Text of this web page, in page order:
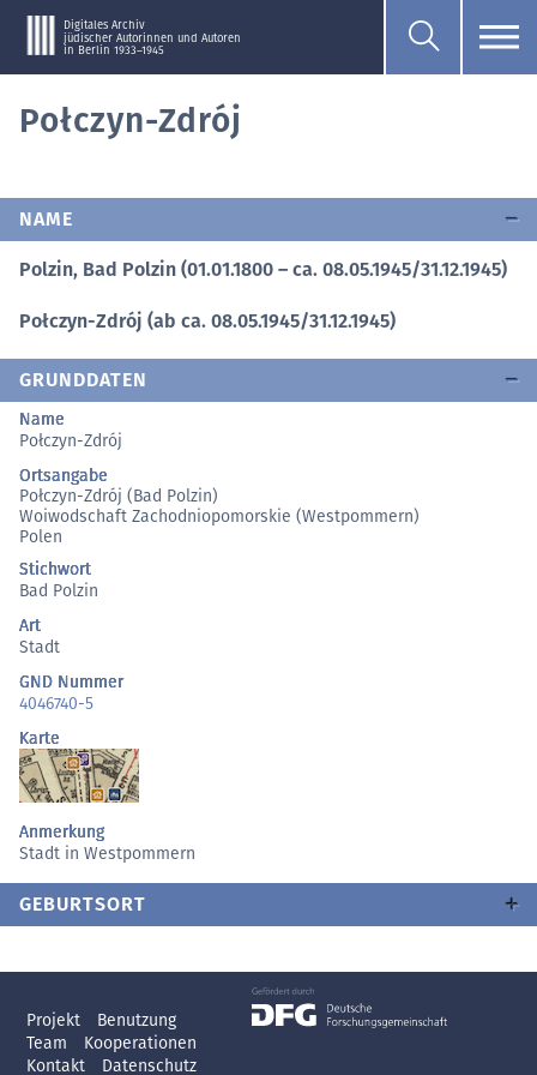
Digitales Archiv
jüdischer Autorinnen und Autoren
in Berlin 1933–1945
Połczyn-Zdrój
NAME
Polzin, Bad Polzin (01.01.1800 – ca. 08.05.1945/31.12.1945)
Połczyn-Zdrój (ab ca. 08.05.1945/31.12.1945)
GRUNDDATEN
Name
Połczyn-Zdrój
Ortsangabe
Połczyn-Zdrój (Bad Polzin)
Woiwodschaft Zachodniopomorskie (Westpommern)
Polen
Stichwort
Bad Polzin
Art
Stadt
GND Nummer
4046740-5
Karte
Anmerkung
Stadt in Westpommern
GEBURTSORT
Projekt
Benutzung
Team
Kooperationen
Kontakt
Datenschutz